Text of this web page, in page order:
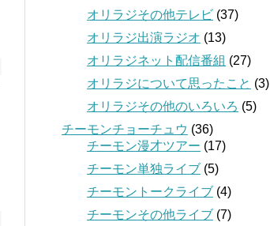
オリラジその他テレビ (37)
オリラジ出演ラジオ (13)
オリラジネット配信番組 (27)
オリラジについて思ったこと (3)
オリラジその他のいろいろ (5)
チーモンチョーチュウ (36)
チーモン漫才ツアー (17)
チーモン単独ライブ (5)
チーモントークライブ (4)
チーモンその他ライブ (7)